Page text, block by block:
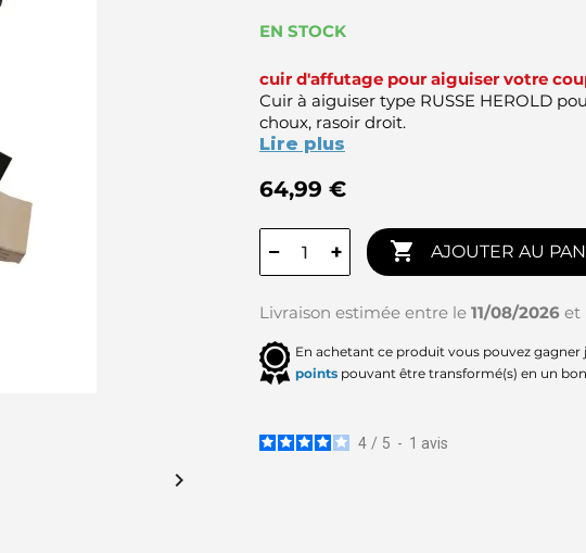

EN STOCK
cuir d'affutage pour aiguiser votre
Cuir à aiguiser type RUSSE HEROLD
choux, rasoir droit.
Lire plus
64,99 €
− +  AJOUTER AU
Livraison estimée entre le 11/08/2026 et
En achetant ce produit vous pouvez gagner
points pouvant être transformé(s) en un
4 / 5 - 1 avis